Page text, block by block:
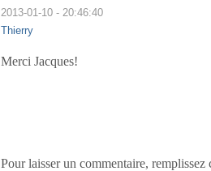
2013-01-10 - 20:46:40
Thierry
Merci Jacques!
Pour laisser un commentaire, remplissez